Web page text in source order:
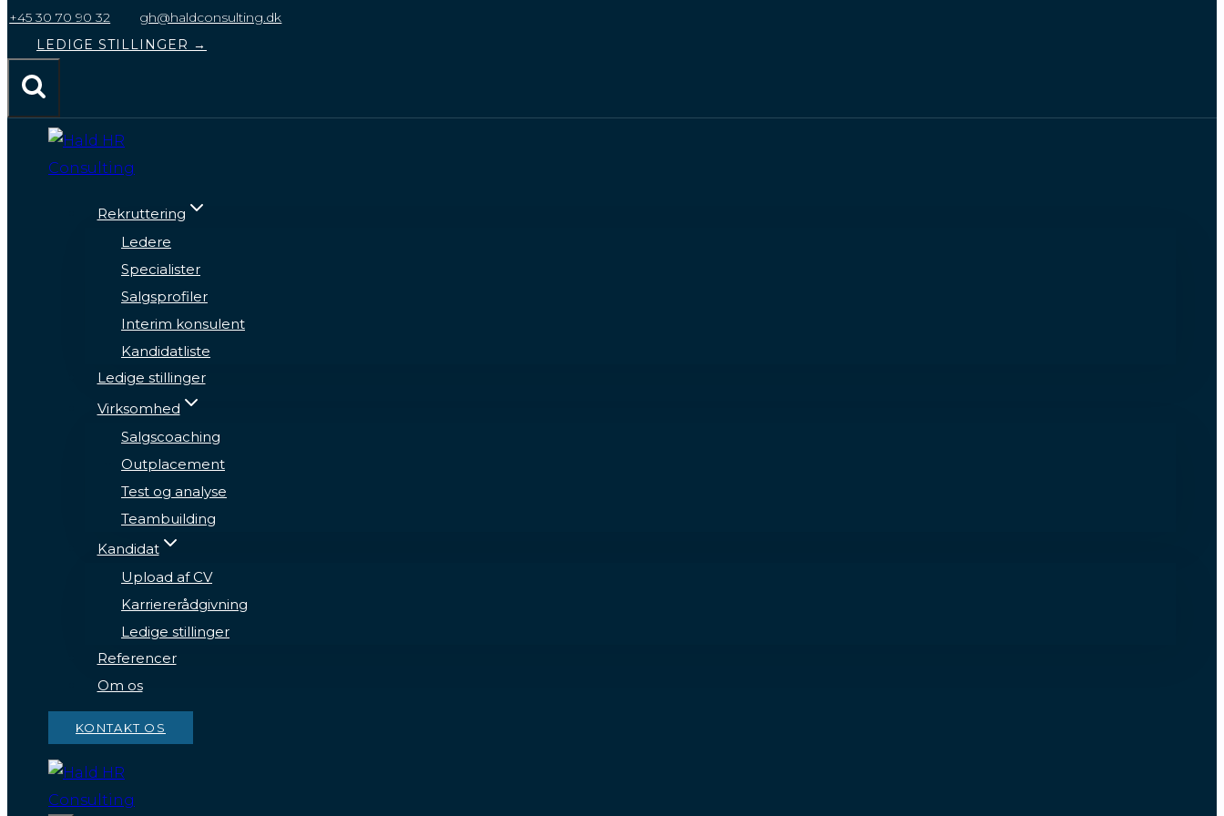
til
indhold
+45 30 70 90 32
gh@haldconsulting.dk
LEDIGE STILLINGER →
Rekruttering
Ledere
Specialister
Salgsprofiler
Interim konsulent
Kandidatliste
Ledige stillinger
Virksomhed
Salgscoaching
Outplacement
Test og analyse
Teambuilding
Kandidat
Upload af CV
Karriererådgivning
Ledige stillinger
Referencer
Om os
KONTAKT OS